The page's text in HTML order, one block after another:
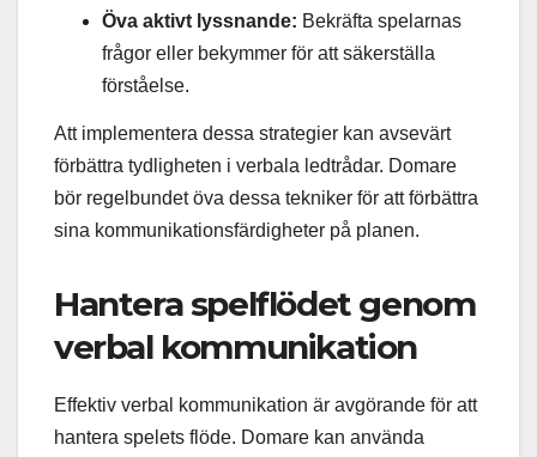
Öva aktivt lyssnande: Bekräfta spelarnas
frågor eller bekymmer för att säkerställa
förståelse.
Att implementera dessa strategier kan avsevärt
förbättra tydligheten i verbala ledtrådar. Domare
bör regelbundet öva dessa tekniker för att förbättra
sina kommunikationsfärdigheter på planen.
Hantera spelflödet genom
verbal kommunikation
Effektiv verbal kommunikation är avgörande för att
hantera spelets flöde. Domare kan använda